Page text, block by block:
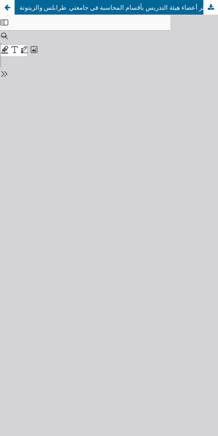
أهمية التدقيق الشرعي وعوائق دمجه في مناهج التعليم العالي من وجهة نظر أعضاء هيئة التدريس بأقسام المحاسبة في جامعتي طرابلس والزيتونة